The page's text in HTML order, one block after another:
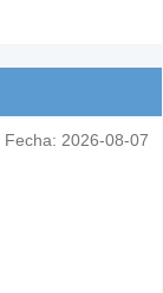
Fecha: 2026-08-07